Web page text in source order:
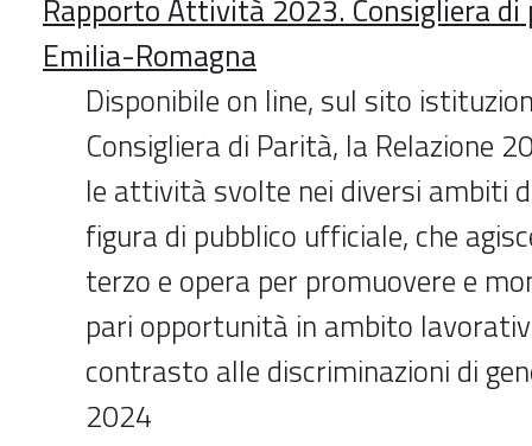
Rapporto Attività 2023. Consigliera di
Emilia-Romagna
Disponibile on line, sul sito
Consigliera di Parità, la Relazione
le attività svolte nei diversi ambiti
figura di pubblico ufficiale, che
terzo e opera per promuovere e
pari opportunità in ambito
contrasto alle discriminazioni di
2024